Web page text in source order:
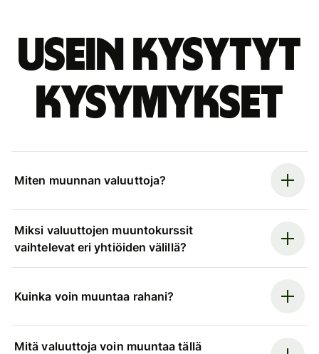
Usein kysytyt
kysymykset
Miten muunnan valuuttoja?
Miksi valuuttojen muuntokurssit
vaihtelevat eri yhtiöiden välillä?
Kuinka voin muuntaa rahani?
Mitä valuuttoja voin muuntaa tällä